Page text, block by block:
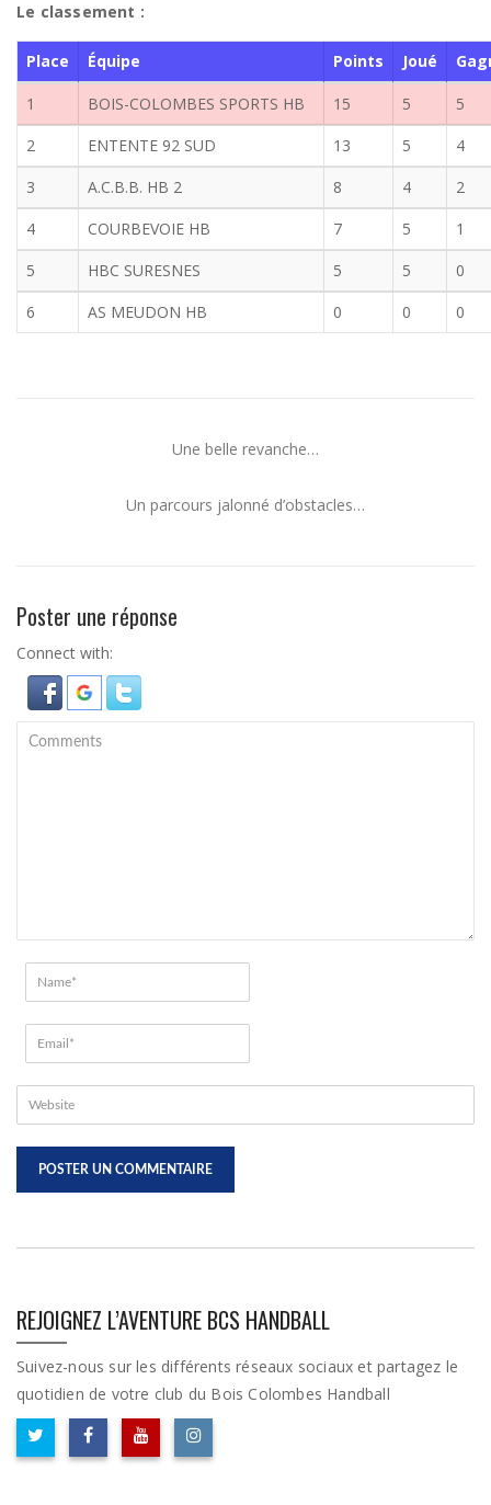
Le classement :
Place Équipe Points Joué
1 BOIS-COLOMBES SPORTS HB 15 5
5
2
ENTENTE 92 SUD 13 5
4
3
A.C.B.B. HB 2 8 4
2
4
COURBEVOIE HB 7 5
1
5
HBC SURESNES 5 5
0
6
AS MEUDON HB 0 0 0
Une belle revanche…
Un parcours jalonné d’obstacles…
Poster une réponse
Connect with:
REJOIGNEZ L’AVENTURE BCS HANDBALL
Suivez-nous sur les différents réseaux sociaux et partagez le
quotidien de votre club du Bois Colombes Handball